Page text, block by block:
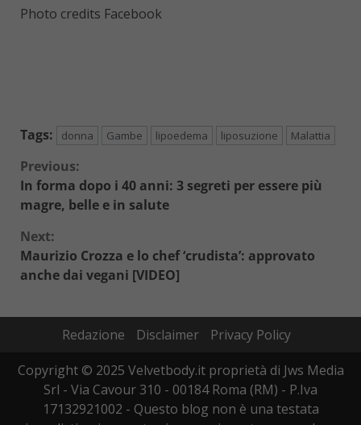
Photo credits Facebook
Tags: donna Gambe lipoedema liposuzione Malattia
Continue
Reading
Previous:
In forma dopo i 40 anni: 3 segreti per essere più
magre, belle e in salute
Next:
Maurizio Crozza e lo chef ‘crudista’: approvato
anche dai vegani [VIDEO]
Redazione Disclaimer
Privacy Policy
Copyright © 2025 Velvetbody.it proprietà di Jws Media
Srl - Via Cavour 310 - 00184 Roma (RM) - P.Iva
17132921002 - Questo blog non è una testata